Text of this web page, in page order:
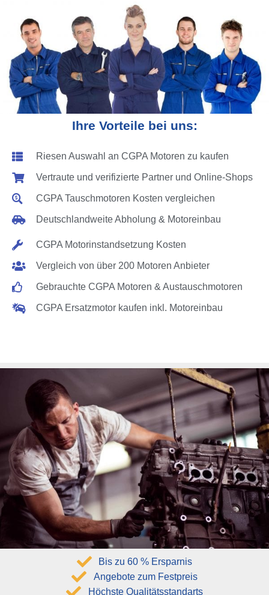
Ihre Vorteile bei uns:
Riesen Auswahl an CGPA Motoren zu kaufen
Vertraute und verifizierte Partner und Online-Shops
CGPA Tauschmotoren Kosten vergleichen
Deutschlandweite Abholung & Motoreinbau
CGPA Motorinstandsetzung Kosten
Vergleich von über 200 Motoren Anbieter
Gebrauchte CGPA Motoren & Austauschmotoren
CGPA Ersatzmotor kaufen inkl. Motoreinbau
Bis zu 60 % Ersparnis
Angebote zum Festpreis
Höchste Qualitätsstandarts